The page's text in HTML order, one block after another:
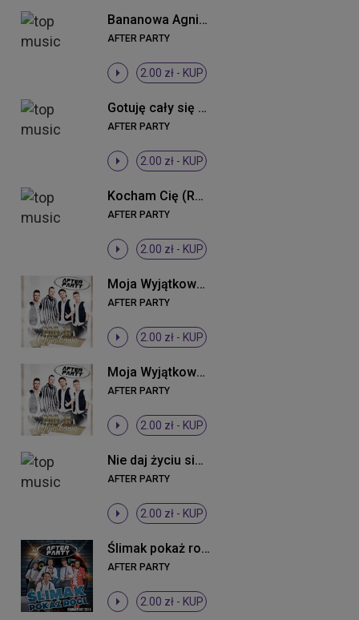
Bananowa Agnieszka (Radio Edit)
AFTER PARTY
2.00 zł - KUP
Gotuję cały się (Radio Edit)
AFTER PARTY
2.00 zł - KUP
Kocham Cię (Radio Edit)
AFTER PARTY
2.00 zł - KUP
Moja Wyjątkowa (Radio Edit)
AFTER PARTY
2.00 zł - KUP
Moja Wyjątkowa (Radio Edit)
AFTER PARTY
2.00 zł - KUP
Nie daj życiu się (Radio Edit)
AFTER PARTY
2.00 zł - KUP
Ślimak pokaż rogi (Extended)
AFTER PARTY
2.00 zł - KUP